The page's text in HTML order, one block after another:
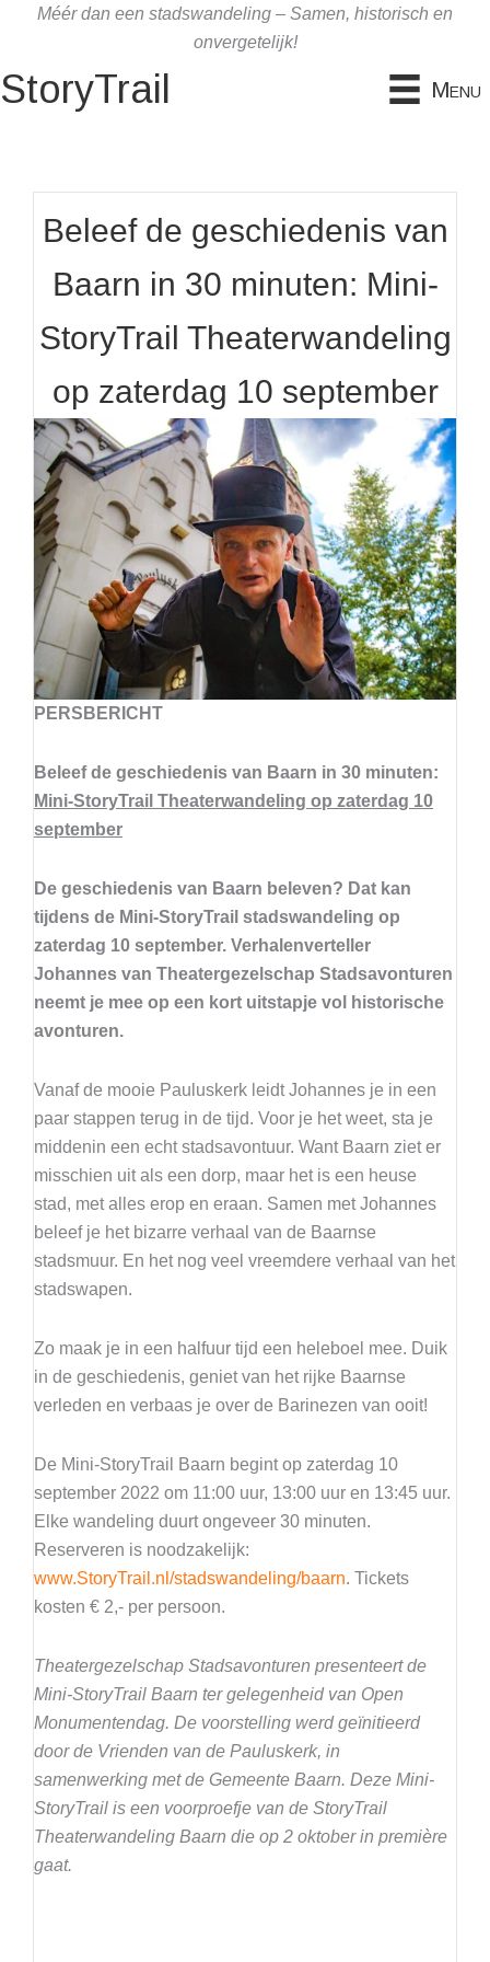
inhoud
Méér dan een stadswandeling – Samen, historisch en
onvergetelijk!
StoryTrail Menu
Beleef de geschiedenis van
Baarn in 30 minuten: Mini-
StoryTrail Theaterwandeling
op zaterdag 10 september
PERSBERICHT
Beleef de geschiedenis van Baarn in 30 minuten:
Mini-StoryTrail Theaterwandeling op zaterdag 10
september
De geschiedenis van Baarn beleven? Dat kan
tijdens de Mini-StoryTrail stadswandeling op
zaterdag 10 september. Verhalenverteller
Johannes van Theatergezelschap Stadsavonturen
neemt je mee op een kort uitstapje vol historische
avonturen.
Vanaf de mooie Pauluskerk leidt Johannes je in een
paar stappen terug in de tijd. Voor je het weet, sta je
middenin een echt stadsavontuur. Want Baarn ziet er
misschien uit als een dorp, maar het is een heuse
stad, met alles erop en eraan. Samen met Johannes
beleef je het bizarre verhaal van de Baarnse
stadsmuur. En het nog veel vreemdere verhaal van het
stadswapen.
Zo maak je in een halfuur tijd een heleboel mee. Duik
in de geschiedenis, geniet van het rijke Baarnse
verleden en verbaas je over de Barinezen van ooit!
De Mini-StoryTrail Baarn begint op zaterdag 10
september 2022 om 11:00 uur, 13:00 uur en 13:45 uur.
Elke wandeling duurt ongeveer 30 minuten.
Reserveren is noodzakelijk:
www.StoryTrail.nl/stadswandeling/baarn. Tickets
kosten € 2,- per persoon.
Theatergezelschap Stadsavonturen presenteert de
Mini-StoryTrail Baarn ter gelegenheid van Open
Monumentendag. De voorstelling werd geïnitieerd
door de Vrienden van de Pauluskerk, in
samenwerking met de Gemeente Baarn. Deze Mini-
StoryTrail is een voorproefje van de StoryTrail
Theaterwandeling Baarn die op 2 oktober in première
gaat.